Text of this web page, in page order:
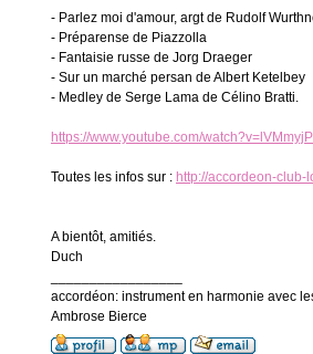
- Parlez moi d'amour, argt de Rudolf
- Préparense de Piazzolla
- Fantaisie russe de Jorg Draeger
- Sur un marché persan de Albert Ketelbey
- Medley de Serge Lama de Célino Bratti.
https://www.youtube.com/
Toutes les infos sur : http://accordeon-club-
A bientôt, amitiés.
Duch
accordéon: instrument en harmonie avec
Ambrose Bierce